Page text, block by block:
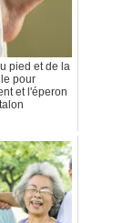
pied et de la
pour
et l'éperon